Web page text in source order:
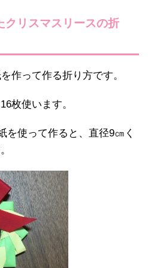
クリスマスリースの折
作って作る折り方です。
枚使います。
を使って作ると、直径9㎝く